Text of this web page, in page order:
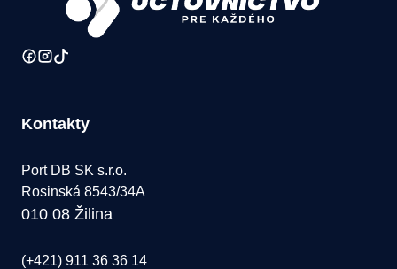
Kontakty
Port DB SK s.r.o.
Rosinská 8543/34A
010 08 Žilina
(+421) 911 36 36 14